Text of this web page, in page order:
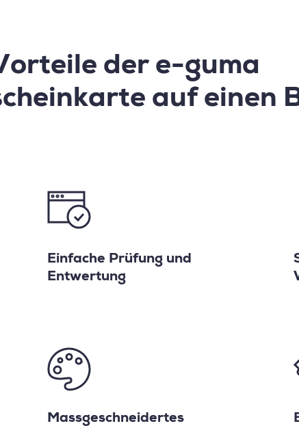
der e-guma
auf einen
Einfache Prüfung und
Entwertung
Massgeschneidertes